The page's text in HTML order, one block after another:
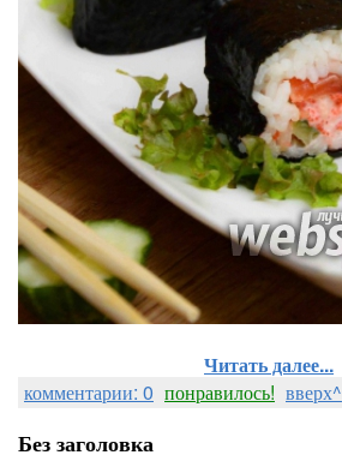
Читать далее...
комментарии: 0 понравилось! вверх^
Без заголовка